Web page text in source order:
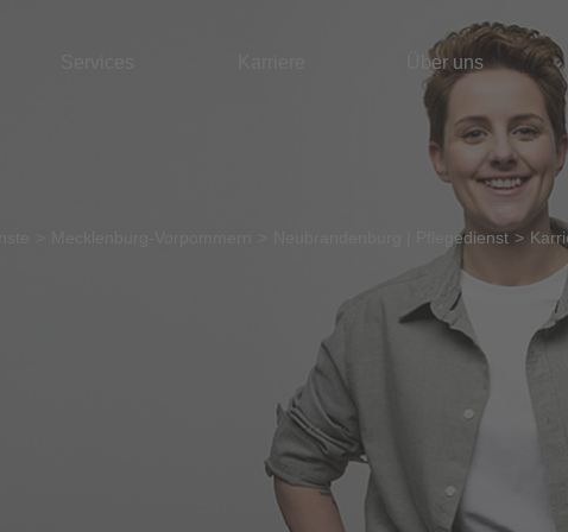
Neubrandenburg | Pflegedienst
Über uns